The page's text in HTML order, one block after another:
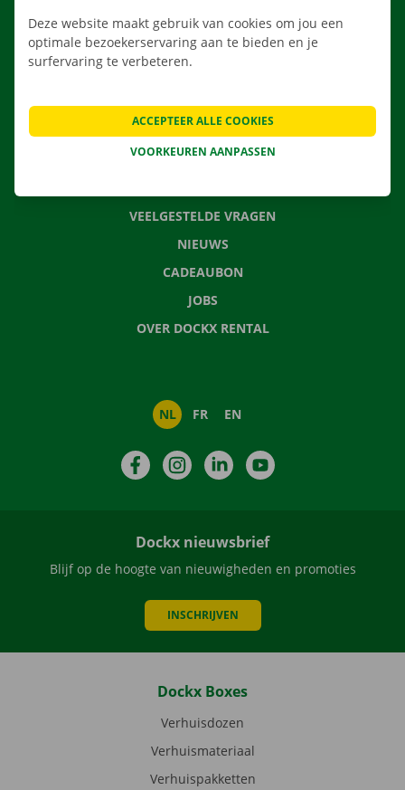
ONZE DIENSTEN
LOCATIES
VERHUISOPLOSSINGEN
VEELGESTELDE VRAGEN
NIEUWS
CADEAUBON
JOBS
OVER DOCKX RENTAL
NL FR EN
FacebookInstagramLinkedIn
Dockx nieuwsbrief
Blijf op de hoogte van nieuwigheden en promoties
INSCHRIJVEN
Dockx Boxes
Verhuisdozen
Verhuismateriaal
Verhuispakketten
Deze website maakt gebruik van cookies om jou een
optimale bezoekerservaring aan te bieden en je
surfervaring te verbeteren.
VOORKEUREN AANPASSEN
ACCEPTEER ALLE COOKIES